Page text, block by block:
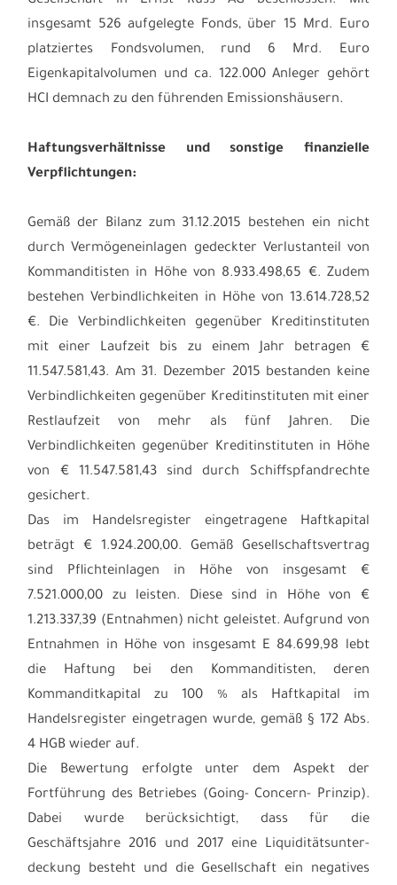
insgesamt 526 aufgelegte Fonds, über 15 Mrd. Euro
platziertes Fondsvolumen, rund 6 Mrd. Euro
Eigenkapitalvolumen und ca. 122.000 Anleger gehört
HCI demnach zu den führenden Emissionshäusern.
Haftungsverhältnisse und sonstige finanzielle
Verpflichtungen:
Gemäß der Bilanz zum 31.12.2015 bestehen ein nicht
durch Vermögeneinlagen gedeckter Verlustanteil von
Kommanditisten in Höhe von 8.933.498,65 €. Zudem
bestehen Verbindlichkeiten in Höhe von 13.614.728,52
€. Die Verbindlichkeiten gegenüber Kreditinstituten
mit einer Laufzeit bis zu einem Jahr betragen €
11.547.581,43. Am 31. Dezember 2015 bestanden keine
Verbindlichkeiten gegenüber Kreditinstituten mit einer
Restlaufzeit von mehr als fünf Jahren. Die
Verbindlichkeiten gegenüber Kreditinstituten in Höhe
von € 11.547.581,43 sind durch Schiffspfandrechte
gesichert.
Das im Handelsregister eingetragene Haftkapital
beträgt € 1.924.200,00. Gemäß Gesellschaftsvertrag
sind Pflichteinlagen in Höhe von insgesamt €
7.521.000,00 zu leisten. Diese sind in Höhe von €
1.213.337,39 (Entnahmen) nicht geleistet. Aufgrund von
Entnahmen in Höhe von insgesamt E 84.699,98 lebt
die Haftung bei den Kommanditisten, deren
Kommanditkapital zu 100 % als Haftkapital im
Handelsregister eingetragen wurde, gemäß § 172 Abs.
4 HGB wieder auf.
Die Bewertung erfolgte unter dem Aspekt der
Fortführung des Betriebes (Going- Concern- Prinzip).
Dabei wurde berücksichtigt, dass für die
Geschäftsjahre 2016 und 2017 eine Liquiditätsunter-
deckung besteht und die Gesellschaft ein negatives